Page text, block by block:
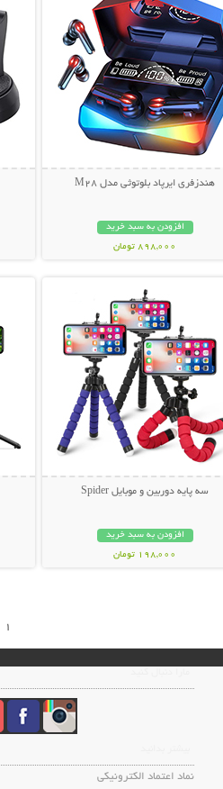
هندزفری ایرپاد بلوتوثی مدل M28
افزودن به سبد خرید
898,000 تومان
سه پایه دوربین و موبایل Spider
افزودن به سبد خرید
198,000 تومان
1
نماد اعتماد الکترونیکی